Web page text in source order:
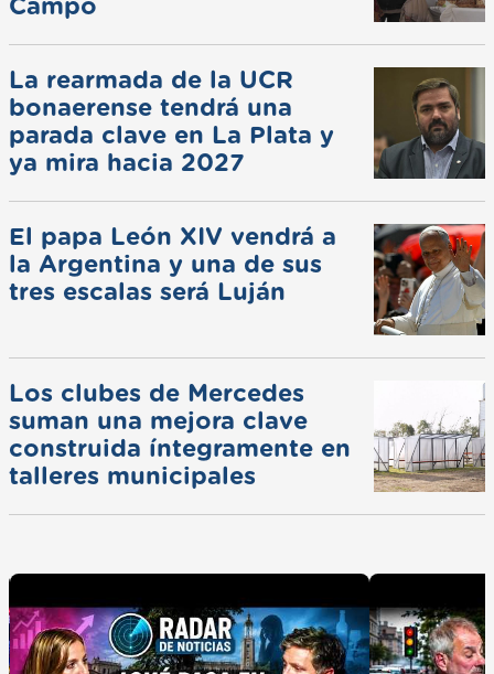
Campo
La rearmada de la UCR
bonaerense tendrá una
parada clave en La Plata y
ya mira hacia 2027
El papa León XIV vendrá a
la Argentina y una de sus
tres escalas será Luján
Los clubes de Mercedes
suman una mejora clave
construida íntegramente en
talleres municipales